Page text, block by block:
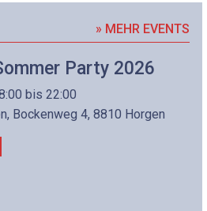
» MEHR EVENTS
Party 2026
bis 22:00
Bockenweg 4, 8810 Horgen